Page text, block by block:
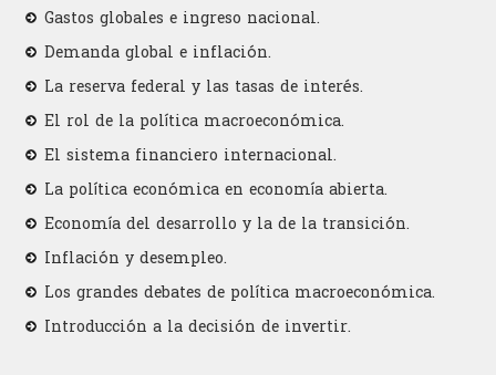
Gastos globales e ingreso nacional.
Demanda global e inflación.
La reserva federal y las tasas de interés.
El rol de la política macroeconómica.
El sistema financiero internacional.
La política económica en economía abierta.
Economía del desarrollo y la de la transición.
Inflación y desempleo.
Los grandes debates de política macroeconómica.
Introducción a la decisión de invertir.